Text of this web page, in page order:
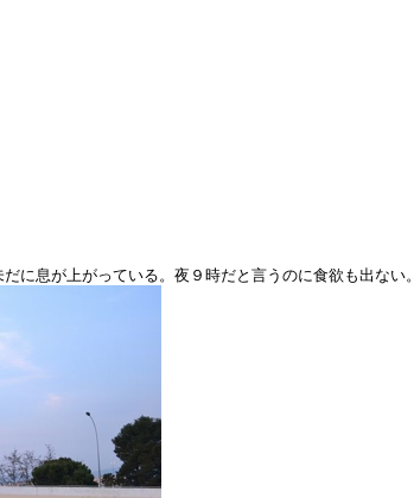
に息が上がっている。夜９時だと言うのに食欲も出ない。